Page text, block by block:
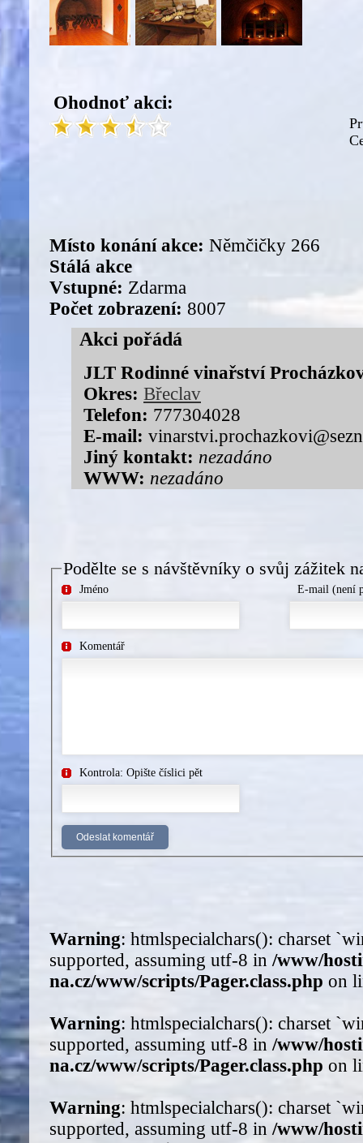
Ohodnoť akci:
Místo konání akce: Němčičky 266
Stálá akce
Vstupné: Zdarma
Počet zobrazení: 8007
Akci pořádá
JLT Rodinné vinařství
Okres: Břeclav
Telefon: 777304028
E-mail:
Jiný kontakt: nezadáno
WWW: nezadáno
Podělte se s návštěvníky o svůj zážitek
Jméno E-mail (není
Komentář
Kontrola: Opište číslici pět
Warning: htmlspecialchars(): charset
supported, assuming utf-8 in /www/
na.cz/www/scripts/Pager.class.php on
Warning: htmlspecialchars(): charset
supported, assuming utf-8 in /www/
na.cz/www/scripts/Pager.class.php on
Warning: htmlspecialchars(): charset
supported, assuming utf-8 in/www/